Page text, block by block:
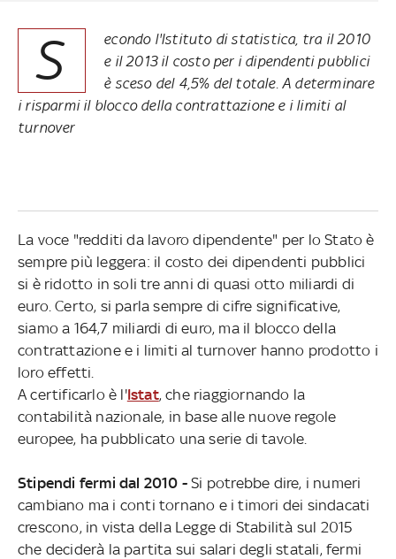
S
econdo l'Istituto di statistica, tra il 2010
e il 2013 il costo per i dipendenti pubblici
è sceso del 4,5% del totale. A determinare
i risparmi il blocco della contrattazione e i limiti al
turnover
La voce "redditi da lavoro dipendente" per lo Stato è
sempre più leggera: il costo dei dipendenti pubblici
si è ridotto in soli tre anni di quasi otto miliardi di
euro. Certo, si parla sempre di cifre significative,
siamo a 164,7 miliardi di euro, ma il blocco della
contrattazione e i limiti al turnover hanno prodotto i
loro effetti.
A certificarlo è l'Istat, che riaggiornando la
contabilità nazionale, in base alle nuove regole
europee, ha pubblicato una serie di tavole.
Stipendi fermi dal 2010 -Si potrebbe dire, i numeri
cambiano ma i conti tornano e i timori dei sindacati
crescono, in vista della Legge di Stabilità sul 2015
che deciderà la partita sui salari degli statali, fermi